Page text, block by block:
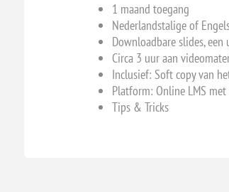
1 maand toegang
Nederlandstalige of
Downloadbare slides,
Circa 3 uur aan
Inclusief: Soft copy van
Platform: Online LMS
Tips & Tricks